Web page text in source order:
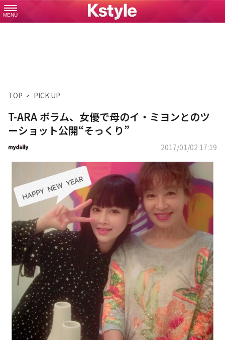
MENU
TOP PICK UP
T-ARA ボラム、女優で母のイ・ミヨンとのツ
ーショット公開“そっくり”
2017/01/02 17:19